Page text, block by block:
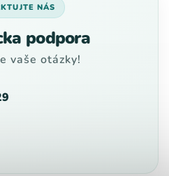
NÁS
podpora
vaše otázky!